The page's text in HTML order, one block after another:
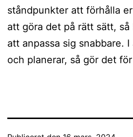
ståndpunkter att förhålla
att göra det på rätt sätt, så
att anpassa sig snabbare.
och planerar, så gör det